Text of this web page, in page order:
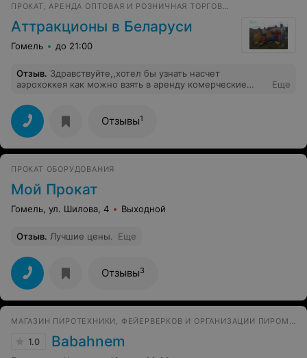
ПРОКАТ, АРЕНДА ОПТОВАЯ И РОЗНИЧНАЯ ТОРГОВЛЯ АТТРАКЦИОНЫ
Аттракционы в Беларуси
Гомель до 21:00
Отзыв. Здравствуйте,,хотел бы узнать насчет
аэрохоккея как можно взять в аренду комерческие
тд спасибо,,,
Еще
Отзывы1
ПРОКАТ ОБОРУДОВАНИЯ
Мой Прокат
Гомель, ул. Шилова, 4 Выходной
Отзыв. Лучшие цены. Еще
Отзывы3
МАГАЗИН ПИРОТЕХНИКИ, ФЕЙЕРВЕРКОВ И ОРГАНИЗАЦИИ ПИРОМУЗЫКАЛЬНЫХ ШОУ
1.0 Babahnem